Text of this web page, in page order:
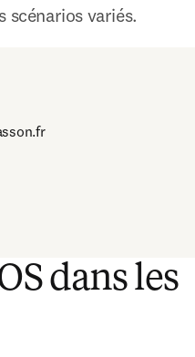
scénarios variés.
dans les